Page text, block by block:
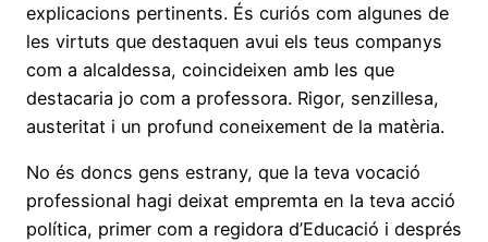
explicacions pertinents. És curiós com algunes de
les virtuts que destaquen avui els teus companys
com a alcaldessa, coincideixen amb les que
destacaria jo com a professora. Rigor, senzillesa,
austeritat i un profund coneixement de la matèria.
No és doncs gens estrany, que la teva vocació
professional hagi deixat empremta en la teva acció
política, primer com a regidora d’Educació i després